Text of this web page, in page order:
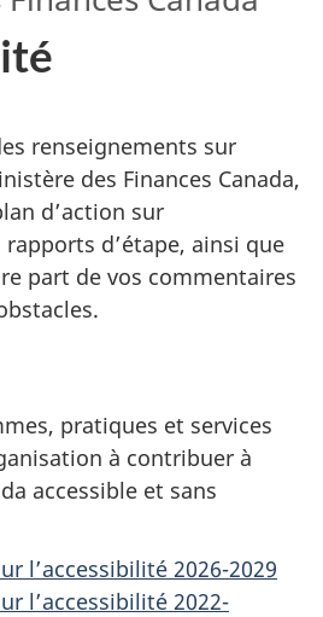
renseignements sur
des Finances Canada,
d’action sur
d’étape, ainsi que
part de vos commentaires
pratiques et services
à contribuer à
accessible et sans
l’accessibilité 2026-2029
l’accessibilité 2022-